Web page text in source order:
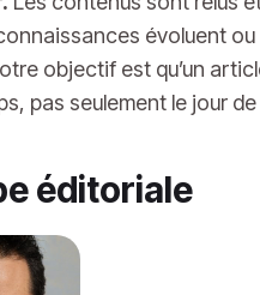
évoluent ou
objectif est qu’un
pas seulement le jour
éditoriale